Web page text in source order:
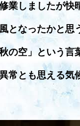
業しましたが
となったかと思
の空」という
常とも思える気